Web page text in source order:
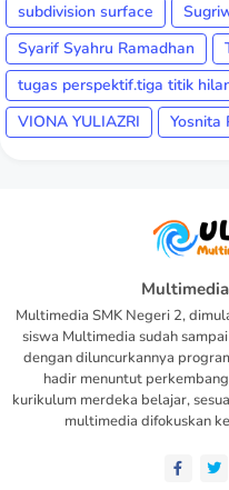
subdivision surface
Syarif Syahru Ramadhan
tugas perspektif.tiga titik
VIONA YULIAZRI
Yosnita
Multimedia SMK Negeri 2,
siswa Multimedia sudah
dengan diluncurkannya
hadir menuntut
kurikulum merdeka belajar,
multimedia difokuskan